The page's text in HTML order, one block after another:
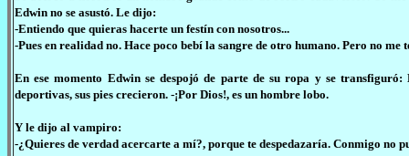
Edwin no se asustó. Le dijo:
-Entiendo que quieras hacerte un festín con nosotros...
-Pues en realidad no. Hace poco bebí la sangre de otro humano. Pero no me
En ese momento Edwin se despojó de parte de su ropa y se
deportivas, sus pies crecieron. -¡Por Dios!, es un hombre lobo.
Y le dijo al vampiro:
-¿Quieres de verdad acercarte a mí?, porque te despedazaría. Conmigo no